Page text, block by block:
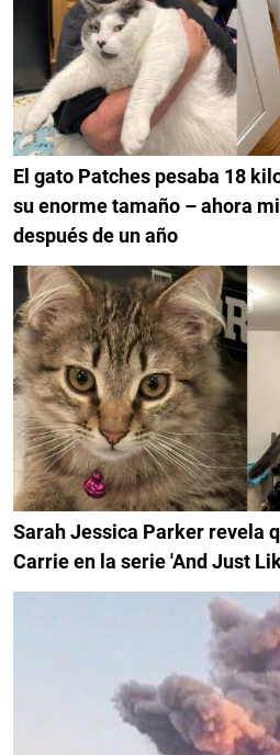
El gato Patches pesaba 18
su enorme tamaño – ahora
después de un año
Sarah Jessica Parker revela
Carrie en la serie 'And Just